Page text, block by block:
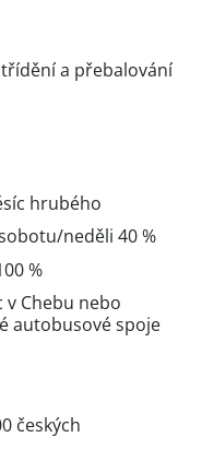
a přebalování
hrubého
neděli 40 %
%
v Chebu nebo
autobusové spoje
českých